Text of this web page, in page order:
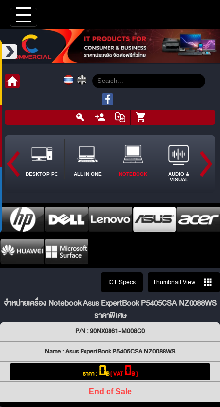
DESKTOP PC ALL IN ONE NOTEBOOK
AUDIO &
VISUAL
ICT Specs Thumbnail View
จำหน่ายเครื่อง Notebook Asus ExpertBook P5405CSA NZ0088WS
ราคาพิเศษ
P/N : 90NX0861-M008C0
Name : Asus ExpertBook P5405CSA NZ0088WS
ราคา : 0฿[ VAT0฿ ]
End of Sale